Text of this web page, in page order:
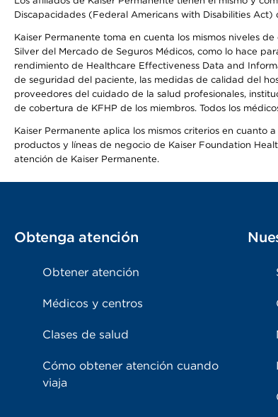
Discapacidades (Federal Americans with Disabilities
Kaiser Permanente toma en cuenta los mismos niveles
Silver del Mercado de Seguros Médicos, como lo hace
rendimiento de Healthcare Effectiveness Data and
de seguridad del paciente, las medidas de calidad del
proveedores del cuidado de la salud profesionales,
de cobertura de KFHP de los miembros. Todos los
Kaiser Permanente aplica los mismos criterios en cuanto
productos y líneas de negocio de Kaiser Foundation
atención de Kaiser Permanente.
Obtenga atención
Obtener atención
Médicos y centros
Clases de salud
Cómo obtener atención cuando
viaja